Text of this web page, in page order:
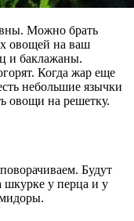
Можно брать
овощей на ваш
и баклажаны.
Когда жар еще
небольшие язычки
овощи на решетку.
Будут
шкурке у перца и у